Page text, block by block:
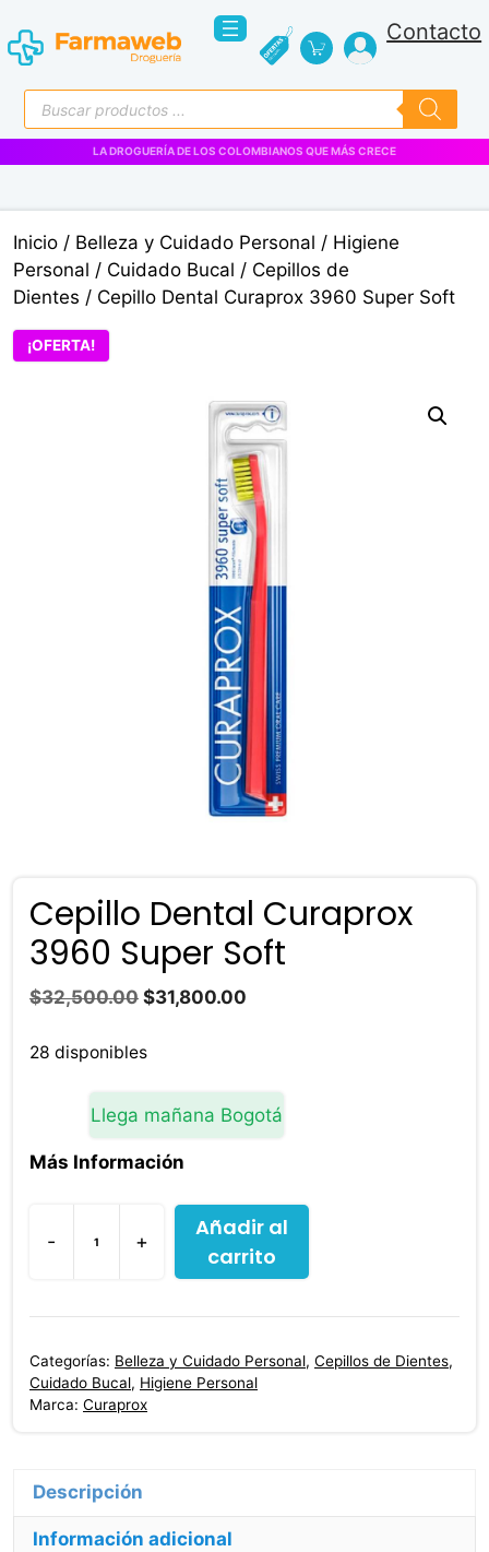
al
contenido
Contacto
Búsqueda
de
productos
LA DROGUERÍA DE LOS COLOMBIANOS QUE MÁS CRECE
Inicio / Belleza y Cuidado Personal / Higiene
Personal / Cuidado Bucal / Cepillos de
Dientes / Cepillo Dental Curaprox 3960 Super Soft
¡OFERTA!
Cepillo Dental Curaprox
3960 Super Soft
$32,500.00 El
original
$32,500.00.
$31,800.00
$31,800.00.
28 disponibles
Llega mañana Bogotá
Más Información
-
Cepillo
Dental
Curaprox
Super
+
Añadir al
carrito
Categorías: Belleza y Cuidado Personal, Cepillos de Dientes,
Cuidado Bucal, Higiene Personal
Marca: Curaprox
Descripción
Información adicional